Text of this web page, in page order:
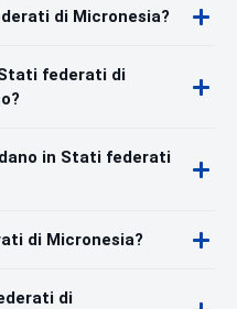
di Micronesia?
federati di
in Stati federati
di Micronesia?
di